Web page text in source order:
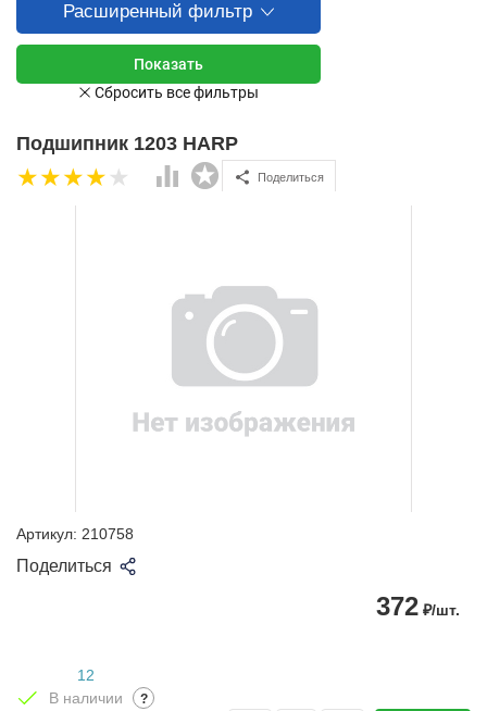
Расширенный фильтр
Подшипник 1203 HARP
Поделиться
Артикул: 210758
Поделиться
372 ₽/шт.
12
В наличии
?